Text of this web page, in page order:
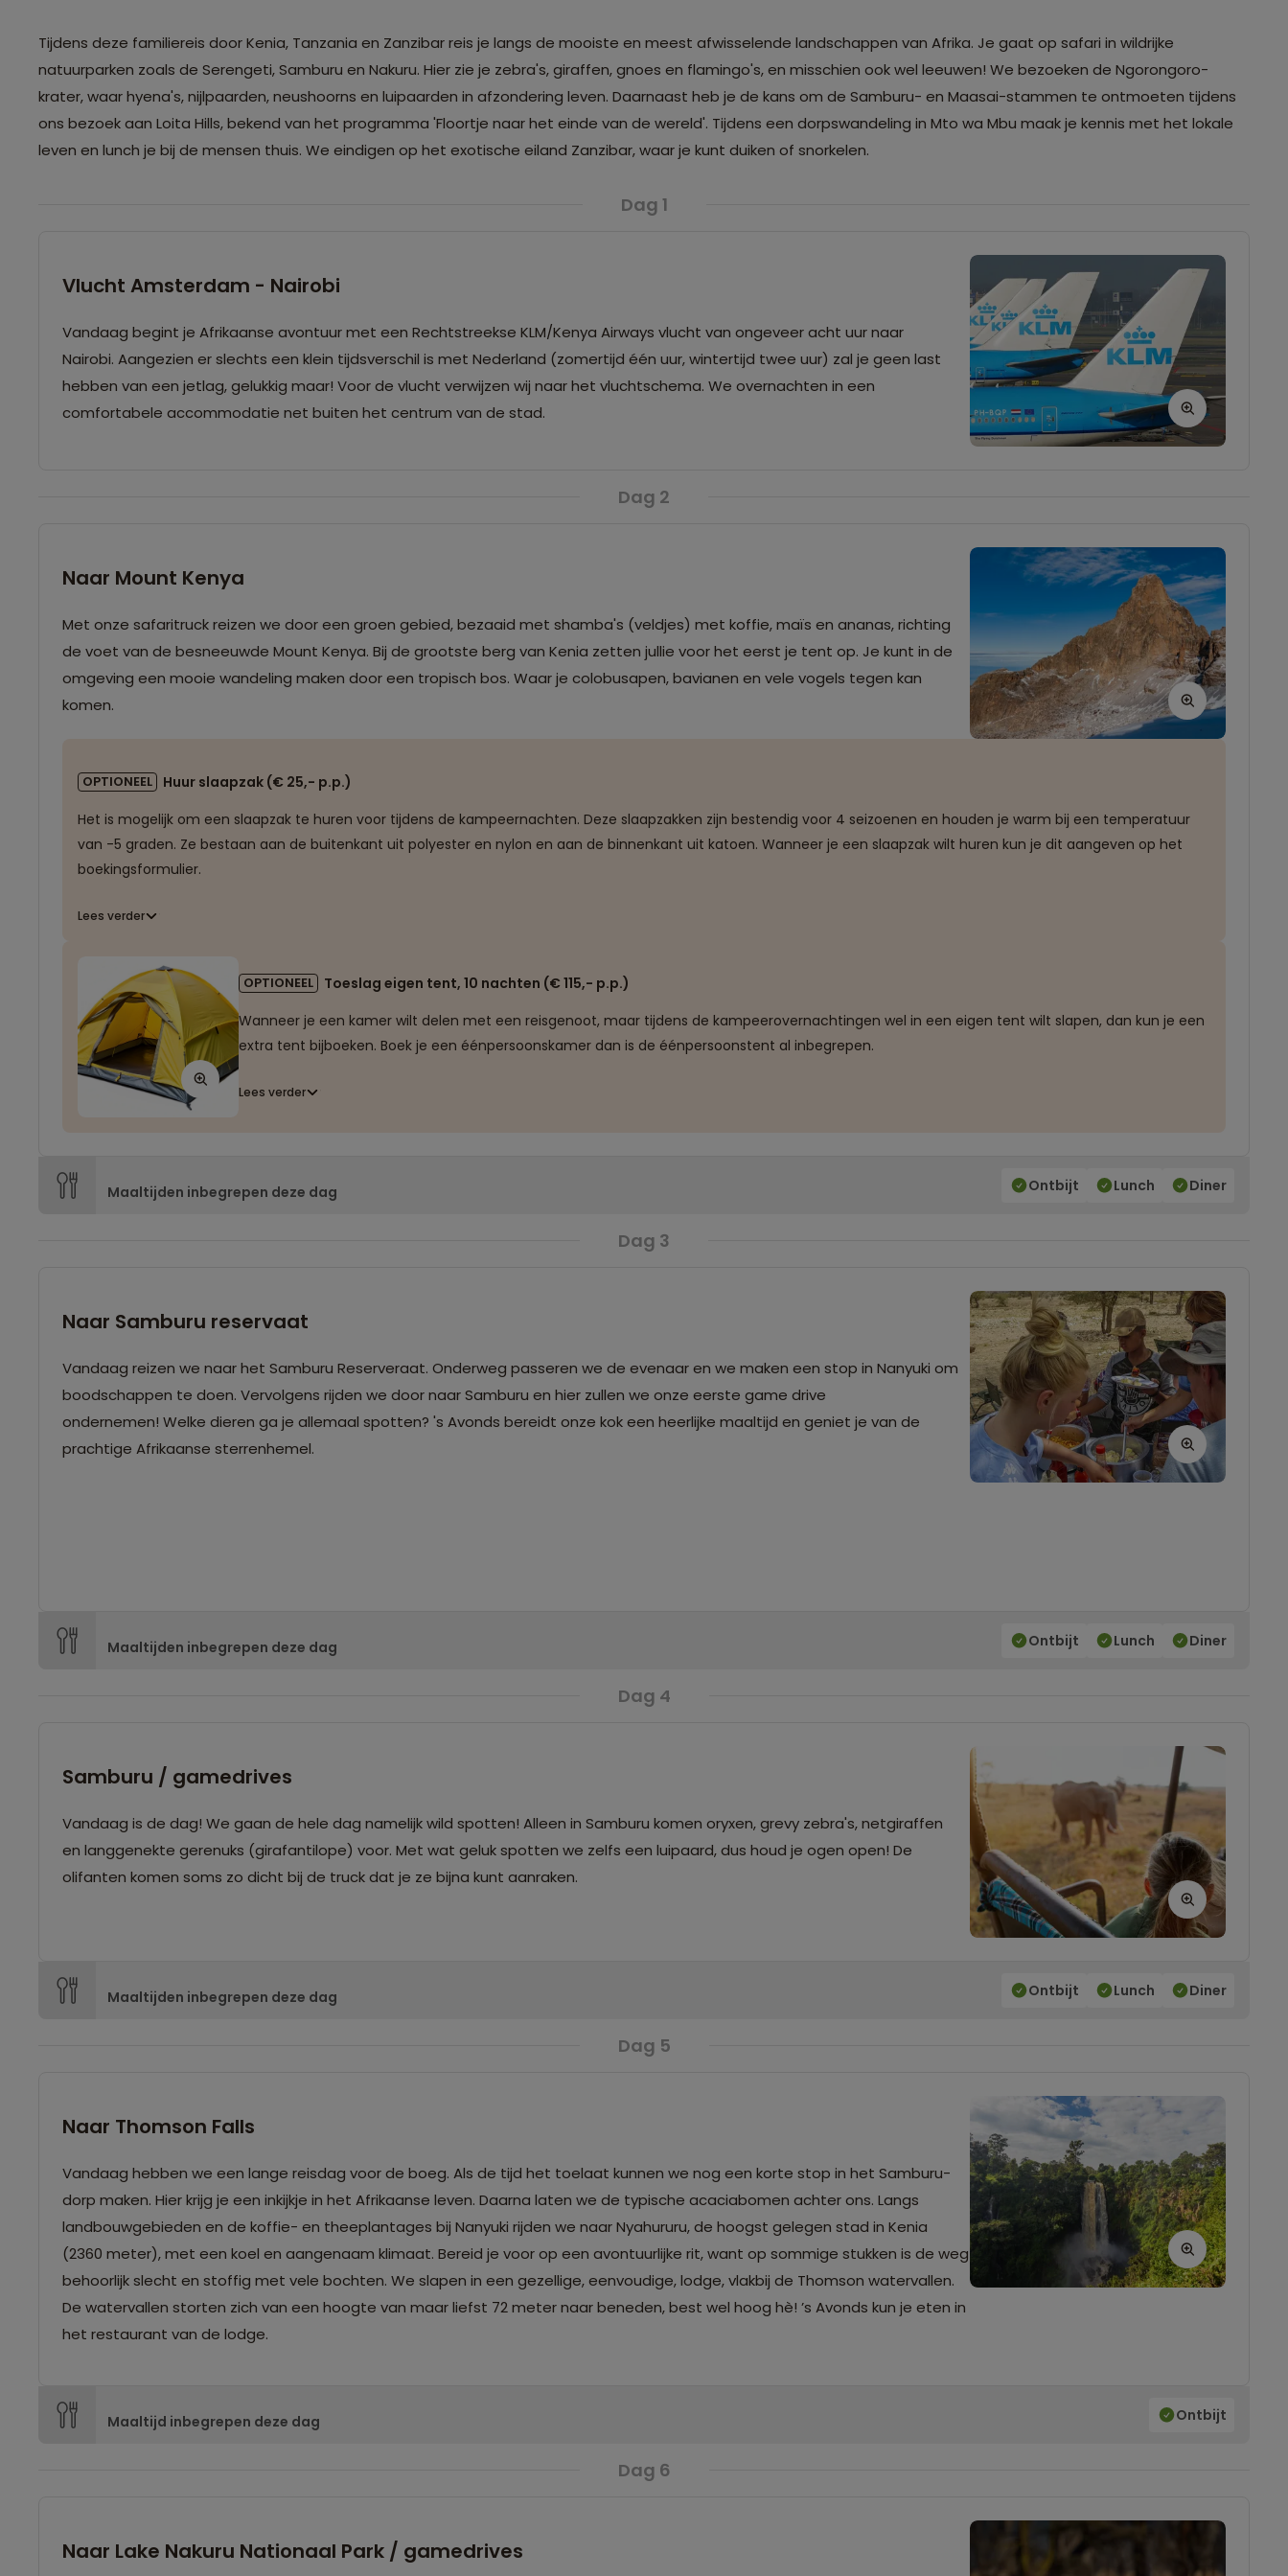
Tijdens deze familiereis door Kenia, Tanzania en Zanzibar reis je langs de mooiste en meest afwisselende landschappen van Afrika. Je gaat op safari in wildrijke
natuurparken zoals de Serengeti, Samburu en Nakuru. Hier zie je zebra's, giraffen, gnoes en flamingo's, en misschien ook wel leeuwen! We bezoeken de Ngorongoro-
krater, waar hyena's, nijlpaarden, neushoorns en luipaarden in afzondering leven. Daarnaast heb je de kans om de Samburu- en Maasai-stammen te ontmoeten tijdens
ons bezoek aan Loita Hills, bekend van het programma 'Floortje naar het einde van de wereld'. Tijdens een dorpswandeling in Mto wa Mbu maak je kennis met het lokale
leven en lunch je bij de mensen thuis. We eindigen op het exotische eiland Zanzibar, waar je kunt duiken of snorkelen.
Dag 1
Vlucht Amsterdam - Nairobi
Vandaag begint je Afrikaanse avontuur met een Rechtstreekse KLM/Kenya Airways vlucht van ongeveer acht uur naar
Nairobi. Aangezien er slechts een klein tijdsverschil is met Nederland (zomertijd één uur, wintertijd twee uur) zal je geen last
hebben van een jetlag, gelukkig maar! Voor de vlucht verwijzen wij naar het vluchtschema. We overnachten in een
comfortabele accommodatie net buiten het centrum van de stad.
Dag 2
Naar Mount Kenya
Met onze safaritruck reizen we door een groen gebied, bezaaid met shamba's (veldjes) met koffie, maïs en ananas, richting
de voet van de besneeuwde Mount Kenya. Bij de grootste berg van Kenia zetten jullie voor het eerst je tent op. Je kunt in de
omgeving een mooie wandeling maken door een tropisch bos. Waar je colobusapen, bavianen en vele vogels tegen kan
komen.
OPTIONEEL
Huur slaapzak (€ 25,- p.p.)
Het is mogelijk om een slaapzak te huren voor tijdens de kampeernachten. Deze slaapzakken zijn bestendig voor 4 seizoenen en houden je warm bij een temperatuur
van -5 graden. Ze bestaan aan de buitenkant uit polyester en nylon en aan de binnenkant uit katoen. Wanneer je een slaapzak wilt huren kun je dit aangeven op het
boekingsformulier.
Lees verder
OPTIONEEL
Toeslag eigen tent, 10 nachten (€ 115,- p.p.)
Wanneer je een kamer wilt delen met een reisgenoot, maar tijdens de kampeerovernachtingen wel in een eigen tent wilt slapen, dan kun je een
extra tent bijboeken. Boek je een éénpersoonskamer dan is de éénpersoonstent al inbegrepen.
Lees verder
Maaltijden inbegrepen deze dag Ontbijt Lunch Diner
Dag 3
Naar Samburu reservaat
Vandaag reizen we naar het Samburu Reserveraat. Onderweg passeren we de evenaar en we maken een stop in Nanyuki om
boodschappen te doen. Vervolgens rijden we door naar Samburu en hier zullen we onze eerste game drive
ondernemen! Welke dieren ga je allemaal spotten? 's Avonds bereidt onze kok een heerlijke maaltijd en geniet je van de
prachtige Afrikaanse sterrenhemel.
Maaltijden inbegrepen deze dag Ontbijt Lunch Diner
Dag 4
Samburu / gamedrives
Vandaag is de dag! We gaan de hele dag namelijk wild spotten! Alleen in Samburu komen oryxen, grevy zebra's, netgiraffen
en langgenekte gerenuks (girafantilope) voor. Met wat geluk spotten we zelfs een luipaard, dus houd je ogen open! De
olifanten komen soms zo dicht bij de truck dat je ze bijna kunt aanraken.
Maaltijden inbegrepen deze dag Ontbijt Lunch Diner
Dag 5
Naar Thomson Falls
Vandaag hebben we een lange reisdag voor de boeg. Als de tijd het toelaat kunnen we nog een korte stop in het Samburu-
dorp maken. Hier krijg je een inkijkje in het Afrikaanse leven. Daarna laten we de typische acaciabomen achter ons. Langs
landbouwgebieden en de koffie- en theeplantages bij Nanyuki rijden we naar Nyahururu, de hoogst gelegen stad in Kenia
(2360 meter), met een koel en aangenaam klimaat. Bereid je voor op een avontuurlijke rit, want op sommige stukken is de weg
behoorlijk slecht en stoffig met vele bochten. We slapen in een gezellige, eenvoudige, lodge, vlakbij de Thomson watervallen.
De watervallen storten zich van een hoogte van maar liefst 72 meter naar beneden, best wel hoog hè! ’s Avonds kun je eten in
het restaurant van de lodge.
Maaltijd inbegrepen deze dag Ontbijt
Dag 6
Naar Lake Nakuru Nationaal Park / gamedrives